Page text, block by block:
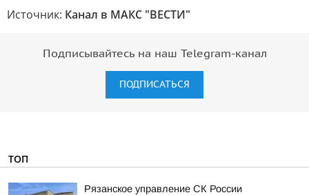
Источник: Канал в МАКС "ВЕСТИ"
Подписывайтесь на наш Telegram-канал
ПОДПИСАТЬСЯ
ТОП
Рязанское управление СК России